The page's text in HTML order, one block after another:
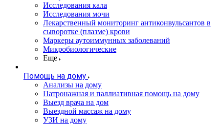
Исследования кала
Исследования мочи
Лекарственный мониторинг антиконвульсантов в
сыворотке (плазме) крови
Маркеры аутоиммунных заболеваний
Микробиологические
Еще
Помощь на дому
Анализы на дому
Патронажная и паллиативная помощь на дому
Выезд врача на дом
Выездной массаж на дому
УЗИ на дому